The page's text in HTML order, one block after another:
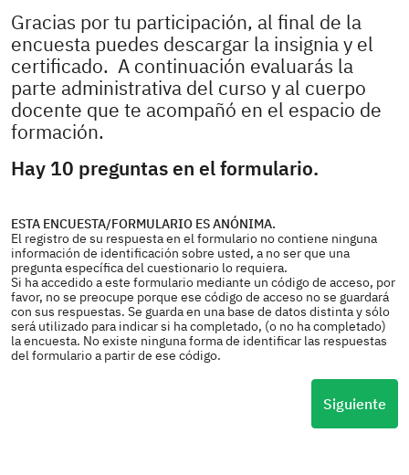
Gracias por tu participación, al final de la
encuesta puedes descargar la insignia y el
certificado. A continuación evaluarás la
parte administrativa del curso y al cuerpo
docente que te acompañó en el espacio de
formación.
Hay 10 preguntas en el formulario.
ESTA ENCUESTA/FORMULARIO ES ANÓNIMA.
El registro de su respuesta en el formulario no contiene ninguna
información de identificación sobre usted, a no ser que una
pregunta específica del cuestionario lo requiera.
Si ha accedido a este formulario mediante un código de acceso, por
favor, no se preocupe porque ese código de acceso no se guardará
con sus respuestas. Se guarda en una base de datos distinta y sólo
será utilizado para indicar si ha completado, (o no ha completado)
la encuesta. No existe ninguna forma de identificar las respuestas
del formulario a partir de ese código.
Siguiente